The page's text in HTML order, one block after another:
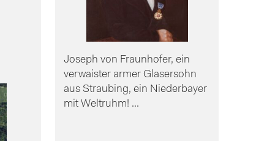
Joseph von Fraunhofer, ein
verwaister armer Glasersohn
aus Straubing, ein Niederbayer
mit Weltruhm! ...